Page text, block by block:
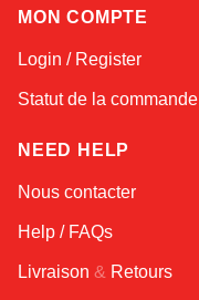
MON COMPTE
Login / Register
Statut de la commande
NEED HELP
Nous contacter
Help / FAQs
Livraison & Retours